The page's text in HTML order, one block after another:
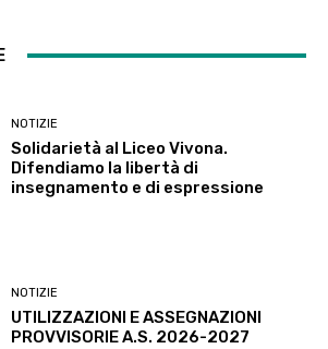
NOTIZIE
Solidarietà al Liceo Vivona.
Difendiamo la libertà di
insegnamento e di espressione
NOTIZIE
UTILIZZAZIONI E ASSEGNAZIONI
PROVVISORIE A.S. 2026-2027